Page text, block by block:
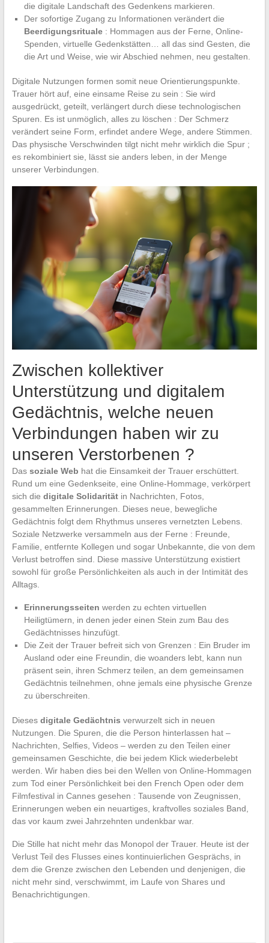
die digitale Landschaft des Gedenkens markieren.
Der sofortige Zugang zu Informationen verändert die
Beerdigungsrituale: Hommagen aus der Ferne, Online-
Spenden, virtuelle Gedenkstätten… all das sind Gesten, die
die Art und Weise, wie wir Abschied nehmen, neu gestalten.
Digitale Nutzungen formen somit neue Orientierungspunkte.
Trauer hört auf, eine einsame Reise zu sein : Sie wird
ausgedrückt, geteilt, verlängert durch diese technologischen
Spuren. Es ist unmöglich, alles zu löschen : Der Schmerz
verändert seine Form, erfindet andere Wege, andere Stimmen.
Das physische Verschwinden tilgt nicht mehr wirklich die Spur ;
es rekombiniert sie, lässt sie anders leben, in der Menge
unserer Verbindungen.
Zwischen kollektiver
Unterstützung und digitalem
Gedächtnis, welche neuen
Verbindungen haben wir zu
unseren Verstorbenen ?
Das soziale Web hat die Einsamkeit der Trauer erschüttert.
Rund um eine Gedenkseite, eine Online-Hommage, verkörpert
sich die digitale Solidaritätin Nachrichten, Fotos,
gesammelten Erinnerungen. Dieses neue, bewegliche
Gedächtnis folgt dem Rhythmus unseres vernetzten Lebens.
Soziale Netzwerke versammeln aus der Ferne : Freunde,
Familie, entfernte Kollegen und sogar Unbekannte, die von dem
Verlust betroffen sind. Diese massive Unterstützung existiert
sowohl für große Persönlichkeiten als auch in der Intimität des
Alltags.
Erinnerungsseiten werden zu echten virtuellen
Heiligtümern, in denen jeder einen Stein zum Bau des
Gedächtnisses hinzufügt.
Die Zeit der Trauer befreit sich von Grenzen : Ein Bruder im
Ausland oder eine Freundin, die woanders lebt, kann nun
präsent sein, ihren Schmerz teilen, an dem gemeinsamen
Gedächtnis teilnehmen, ohne jemals eine physische Grenze
zu überschreiten.
Dieses digitale Gedächtnis verwurzelt sich in neuen
Nutzungen. Die Spuren, die die Person hinterlassen hat –
Nachrichten, Selfies, Videos – werden zu den Teilen einer
gemeinsamen Geschichte, die bei jedem Klick wiederbelebt
werden. Wir haben dies bei den Wellen von Online-Hommagen
zum Tod einer Persönlichkeit bei den French Open oder dem
Filmfestival in Cannes gesehen : Tausende von Zeugnissen,
Erinnerungen weben ein neuartiges, kraftvolles soziales Band,
das vor kaum zwei Jahrzehnten undenkbar war.
Die Stille hat nicht mehr das Monopol der Trauer. Heute ist der
Verlust Teil des Flusses eines kontinuierlichen Gesprächs, in
dem die Grenze zwischen den Lebenden und denjenigen, die
nicht mehr sind, verschwimmt, im Laufe von Shares und
Benachrichtigungen.